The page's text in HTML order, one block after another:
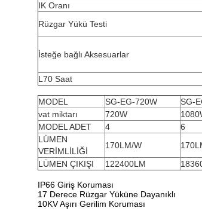
IK Oranı
Rüzgar Yükü Testi
İsteğe bağlı Aksesuarlar
L70 Saat
MODEL SG-EG-720W SG-
vat miktarı
720W
MODEL ADET
4 6
LÜMEN
VERİMLİLİĞİ
170LM/W
LÜMEN ÇIKIŞI
122400LM
IP66 Giriş Koruması
17 Derece Rüzgar Yüküne Dayanıklı
10KV Aşırı Gerilim Koruması